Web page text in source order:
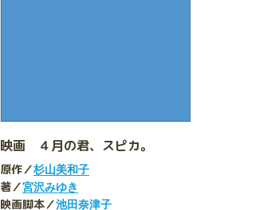
映画 ４月の君、スピカ。
原作／杉山美和子
著／宮沢みゆき
映画脚本／池田奈津子